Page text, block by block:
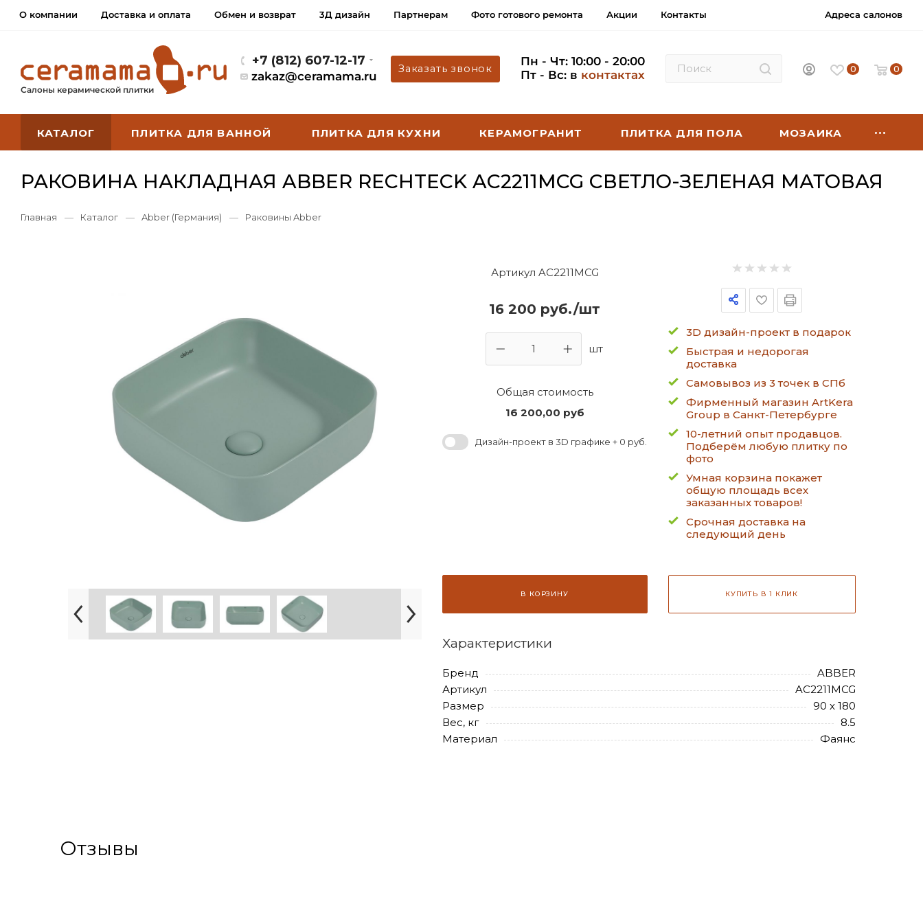
О компании Доставка и оплата Обмен и возврат 3Д дизайн Партнерам Фото готового ремонта Акции Контакты Адреса салонов
Салоны керамической плитки
+7 (812) 607-12-17
zakaz@ceramama.ru
Заказать звонок
Пн - Чт: 10:00 - 20:00
Пт - Вс: в контактах 0 0
КАТАЛОГ ПЛИТКА ДЛЯ ВАННОЙ ПЛИТКА ДЛЯ КУХНИ КЕРАМОГРАНИТ ПЛИТКА ДЛЯ ПОЛА МОЗАИКА
РАКОВИНА НАКЛАДНАЯ ABBER RECHTECK AC2211MCG СВЕТЛО-ЗЕЛЕНАЯ МАТОВАЯ
Главная — Каталог — Abber (Германия) — Раковины Abber
Артикул AC2211MCG
16 200 руб./шт
шт
Общая стоимость
16 200,00 руб
Дизайн-проект в 3D графике + 0 руб.
3D дизайн-проект в подарок
Быстрая и недорогая
доставка
Самовывоз из 3 точек в СПб
Фирменный магазин ArtKera
Group в Санкт-Петербурге
10-летний опыт продавцов.
Подберём любую плитку по
фото
Умная корзина покажет
общую площадь всех
заказанных товаров!
Срочная доставка на
следующий день
В КОРЗИНУ КУПИТЬ В 1 КЛИК
Характеристики
Бренд
ABBER
Артикул
AC2211MCG
Размер
90 х 180
Вес, кг
8.5
Материал
Фаянс
Отзывы